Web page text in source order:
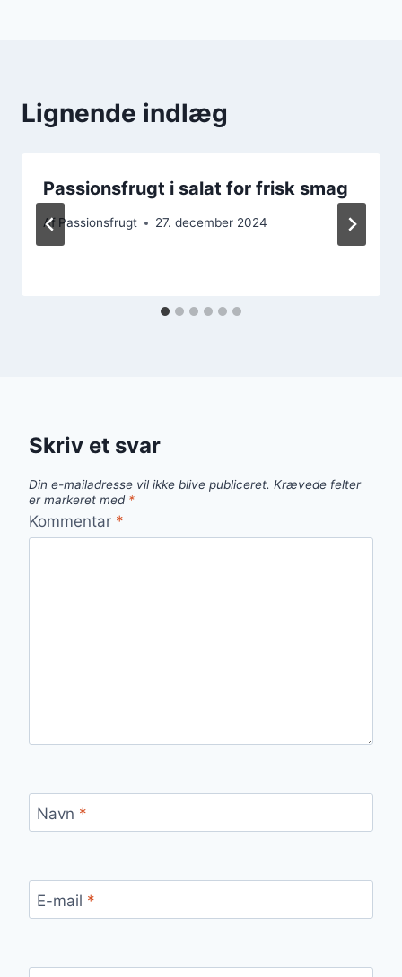
Lignende indlæg
Passionsfrugt i salat for frisk smag
Af Passionsfrugt 27. december 2024
Skriv et svar
Din e-mailadresse vil ikke blive publiceret. Krævede felter
er markeret med *
Kommentar *
Navn *
E-mail *